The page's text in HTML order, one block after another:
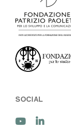
SOCIAL